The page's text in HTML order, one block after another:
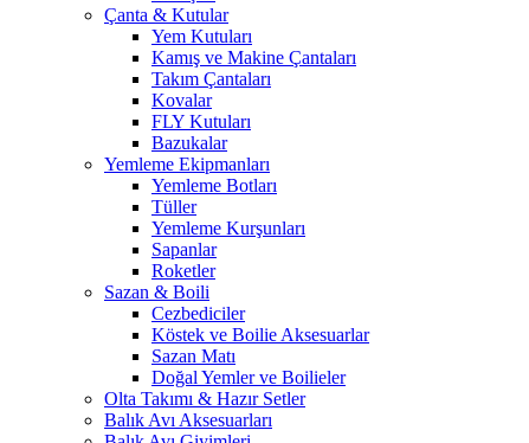
Çanta & Kutular
Yem Kutuları
Kamış ve Makine Çantaları
Takım Çantaları
Kovalar
FLY Kutuları
Bazukalar
Yemleme Ekipmanları
Yemleme Botları
Tüller
Yemleme Kurşunları
Sapanlar
Roketler
Sazan & Boili
Cezbediciler
Köstek ve Boilie Aksesuarlar
Sazan Matı
Doğal Yemler ve Boilieler
Olta Takımı & Hazır Setler
Balık Avı Aksesuarları